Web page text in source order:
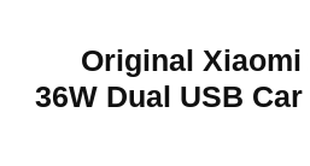
איפה עוד לקנות Original Xiaomi
36W Dual USB